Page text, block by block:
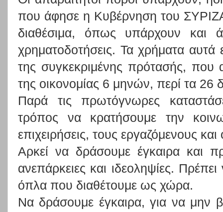
που άφησε η Κυβέρνηση του
διαθέσιμα, όπως υπάρχουν και
χρηματοδοτήσεις. Τα χρήματα
της συγκεκριμένης πρότασής, που
της οικονομίας 6 μηνών, περί τα 26
Παρά τις πρωτόγνωρες
τρόπος να κρατήσουμε την
επιχειρήσεις, τους εργαζόμενους
Αρκεί να δράσουμε έγκαιρα και
ανεπάρκειες και ιδεοληψίες.
όπλα που διαθέτουμε ως χώρα.
Να δράσουμε έγκαιρα, για να μην